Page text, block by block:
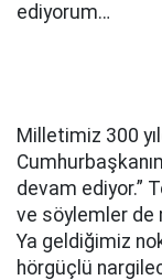
ediyorum…
Milletimiz 300
devam ediyor.”
ve söylemler de
Ya geldiğimiz
hörgüçlü